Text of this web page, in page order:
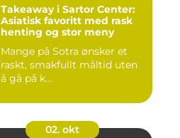
Takeaway i Sartor Center:
Asiatisk favoritt med rask
henting og stor meny
Mange på Sotra ønsker et
raskt, smakfullt måltid uten
å gå på k...
02. okt